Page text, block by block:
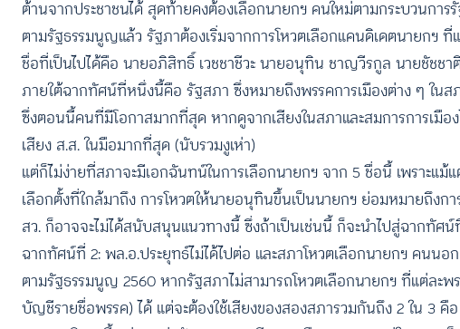
ต้านจากประชาชนได้ สุดท้ายคงต้องเลือกนายกฯ คนใหม่ตามกระบวนการ
ตามรัฐธรรมนูญแล้ว รัฐภาต้องเริ่มจากการโหวตเลือกแคนดิเดตนายกฯ
ชื่อที่เป็นไปได้คือ นายอภิสิทธิ์ เวชชาชีวะ นายอนุทิน ชาญวีรกูล นายชั
ภายใต้ฉากทัศน์ที่หนึ่งนี้คือ รัฐสภา ซึ่งหมายถึงพรรคการเมืองต่าง ๆ ใน
ซึ่งตอนนี้คนที่มีโอกาสมากที่สุด หากดูจากเสียงในสภาและสมการการเ
เสียง ส.ส. ในมือมากที่สุด (นับรวมงูเห่า)
แต่ก็ไม่ง่ายที่สภาจะมีเอกฉันทน์ในการเลือกนายกฯ จาก 5 ชื่อนี้ เพราะแม้
เลือกตั้งที่ใกล้มาถึง การโหวตให้นายอนุทินขึ้นเป็นนายกฯ ย่อมหมายถึง
สว. ก็อาจจะไม่ได้สนับสนุนแนวทางนี้ ซึ่งถ้าเป็นเช่นนี้ ก็จะนำไปสู่ฉากทัศ
ฉากทัศน์ที่ 2: พล.อ.ประยุทธ์ไม่ได้ไปต่อ และสภาโหวตเลือกนายกฯ คนนอก
ตามรัฐธรรมนูญ 2560 หากรัฐสภาไม่สามารถโหวตเลือกนายกฯ ที่แต่ละพ
บัญชีรายชื่อพรรค) ได้ แต่จะต้องใช้เสียงของสองสภารวมกันถึง 2 ใน 3